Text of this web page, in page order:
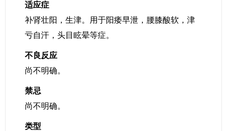
适应症
补肾壮阳，生津。用于阳痿早泄，腰膝酸软，津
亏自汗，头目眩晕等症。
不良反应
尚不明确。
禁忌
尚不明确。
类型